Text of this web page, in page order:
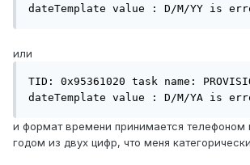
или
TID: 0x95361020 task name:
dateTemplate value : D/M/YA is
и формат времени принимается телефоном
годом из двух цифр, что меня